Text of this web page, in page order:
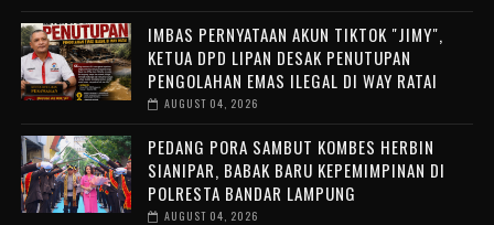
IMBAS PERNYATAAN AKUN TIKTOK "JIMY",
KETUA DPD LIPAN DESAK PENUTUPAN
PENGOLAHAN EMAS ILEGAL DI WAY RATAI
AUGUST 04, 2026
PEDANG PORA SAMBUT KOMBES HERBIN
SIANIPAR, BABAK BARU KEPEMIMPINAN DI
POLRESTA BANDAR LAMPUNG
AUGUST 04, 2026